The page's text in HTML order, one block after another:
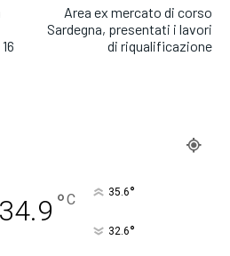
Area ex mercato di corso
Sardegna, presentati i lavori
di riqualificazione
34.9 °C 35.6°
32.6°